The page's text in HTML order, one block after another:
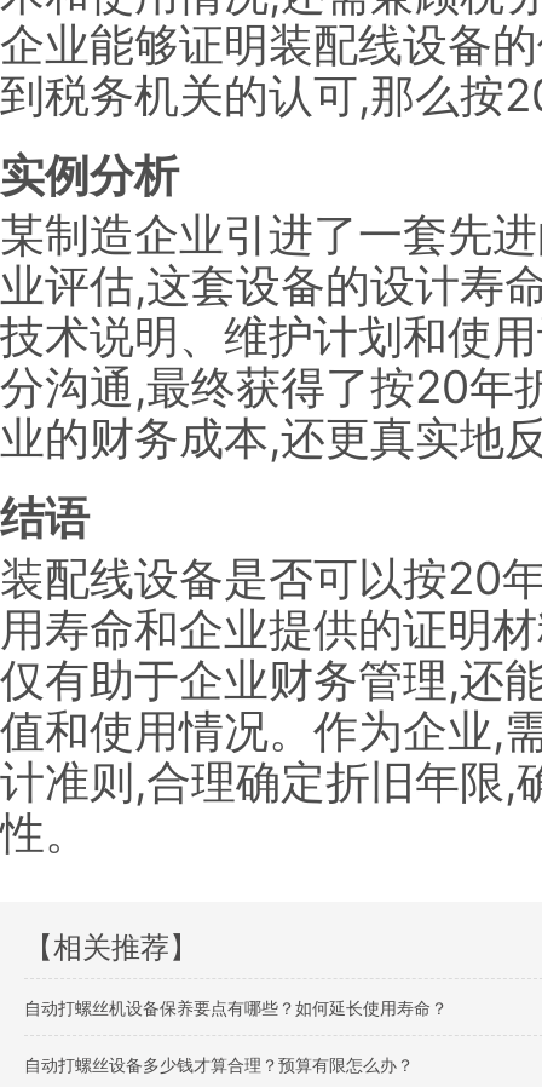
企业能够证明装配线设备
到税务机关的认可,那么按
实例分析
某制造企业引进了一套先
业评估,这套设备的设计寿
技术说明、维护计划和使
分沟通,最终获得了按20年
业的财务成本,还更真实地
结语
装配线设备是否可以按20
用寿命和企业提供的证明
仅有助于企业财务管理,还
值和使用情况。作为企业,
计准则,合理确定折旧年限,
性。
【相关推荐】
自动打螺丝机设备保养要点有哪些？如何延长使用寿命？
自动打螺丝设备多少钱才算合理？预算有限怎么办？